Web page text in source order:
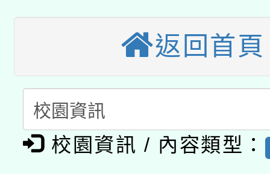
件」活動簡章
年度COVID-19疫苗接
接種對象擴大為「滿6
接種之民眾」措施，延
月28日止
業技術研究院辦理「
用水績優單位及節水達
動」
115年8月22日(星期六
桃園市孔廟祈福系列
開 智慧啟航」
「2026桃園藝術巡演
關事宜
轉知教育部國民及學前
國立臺灣師範大學辦
函轉國家教育研究院
返回首頁
校園資訊 / 內容類型：